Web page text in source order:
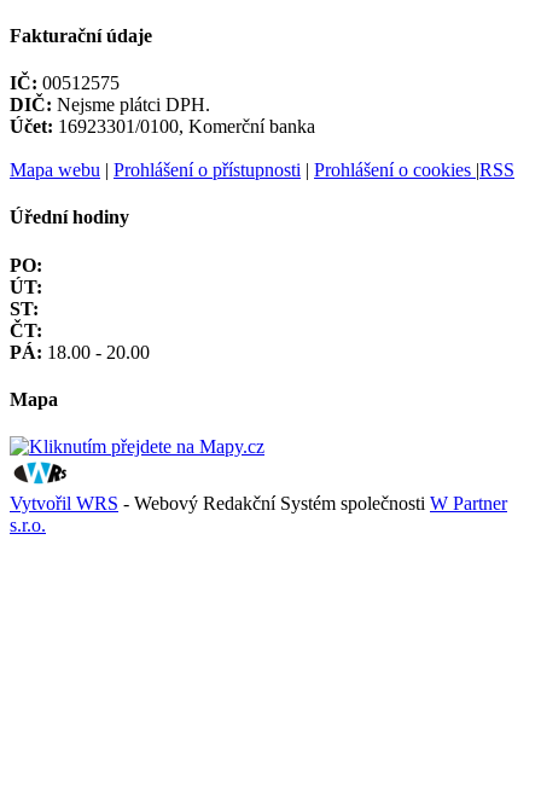
Fakturační údaje
IČ: 00512575
DIČ: Nejsme plátci DPH.
Účet: 16923301/0100, Komerční banka
Mapa webu | Prohlášení o přístupnosti | Prohlášení o cookies |RSS
Úřední hodiny
PO:
ÚT:
ST:
ČT:
PÁ: 18.00 - 20.00
Mapa
Vytvořil WRS - Webový Redakční Systém společnosti W Partner
s.r.o.